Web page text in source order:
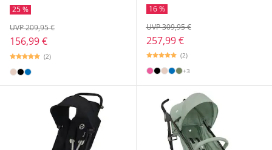
25 %
156,99 €
UVP 209,95 €
(2)
16 %
257,99 €
UVP 309,95 €
(2)
+3